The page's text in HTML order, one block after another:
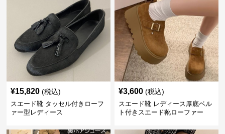
¥15,820 (税込)
スエード靴 タッセル付きローフ
ァー型レディース
¥3,600 (税込)
スエード靴 レディース厚底ベル
ト付きスエード靴ローファー